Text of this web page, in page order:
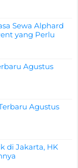
Sewa Alphard
yang Perlu
Agustus
Agustus
di Jakarta, HK